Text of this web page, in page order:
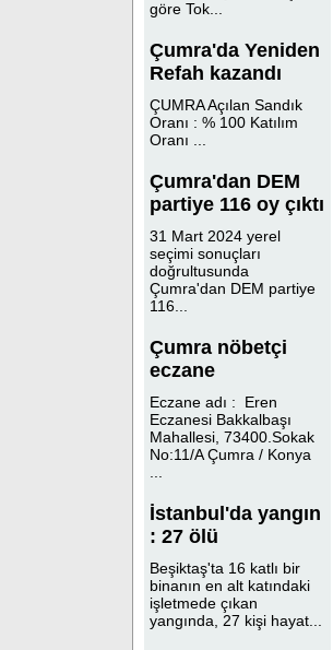
göre Tok...
Çumra'da Yeniden
Refah kazandı
ÇUMRA Açılan Sandık
Oranı : % 100 Katılım
Oranı ...
Çumra'dan DEM
partiye 116 oy çıktı
31 Mart 2024 yerel
seçimi sonuçları
doğrultusunda
Çumra'dan DEM partiye
116...
Çumra nöbetçi
eczane
Eczane adı : Eren
Eczanesi Bakkalbaşı
Mahallesi, 73400.Sokak
No:11/A Çumra / Konya
İstanbul'da yangın
: 27 ölü
Beşiktaş'ta 16 katlı bir
binanın en alt katındaki
işletmede çıkan
yangında, 27 kişi hayat...